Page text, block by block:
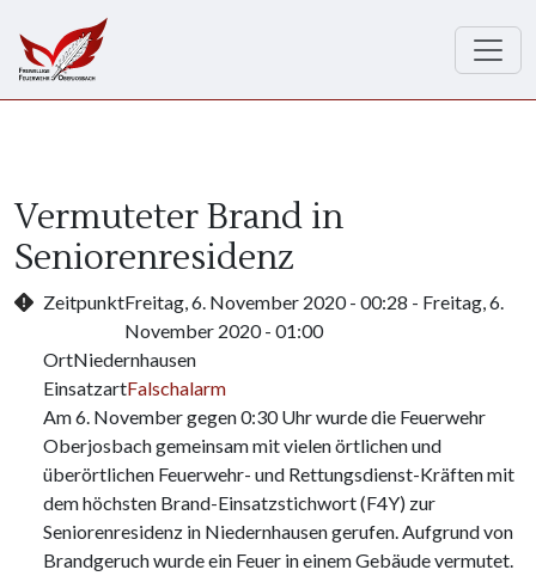
Vermuteter Brand in
Seniorenresidenz
ZeitpunktFreitag, 6. November 2020 - 00:28 - Freitag, 6.
November 2020 - 01:00
OrtNiedernhausen
EinsatzartFalschalarm
Am 6. November gegen 0:30 Uhr wurde die Feuerwehr
Oberjosbach gemeinsam mit vielen örtlichen und
überörtlichen Feuerwehr- und Rettungsdienst-Kräften mit
dem höchsten Brand-Einsatzstichwort (F4Y) zur
Seniorenresidenz in Niedernhausen gerufen. Aufgrund von
Brandgeruch wurde ein Feuer in einem Gebäude vermutet.